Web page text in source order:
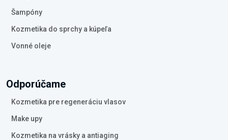
Šampóny
Kozmetika do sprchy a kúpeľa
Vonné oleje
Odporúčame
Kozmetika pre regeneráciu vlasov
Make upy
Kozmetika na vrásky a antiaging